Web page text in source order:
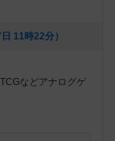
11時22分）
などアナログゲ